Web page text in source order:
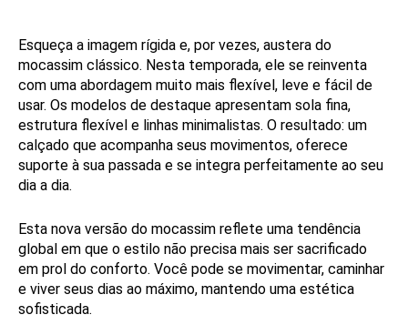
Esqueça a imagem rígida e, por vezes, austera do
mocassim clássico. Nesta temporada, ele se reinventa
com uma abordagem muito mais flexível, leve e fácil de
usar. Os modelos de destaque apresentam sola fina,
estrutura flexível e linhas minimalistas. O resultado: um
calçado que acompanha seus movimentos, oferece
suporte à sua passada e se integra perfeitamente ao seu
dia a dia.
Esta nova versão do mocassim reflete uma tendência
global em que o estilo não precisa mais ser sacrificado
em prol do conforto. Você pode se movimentar, caminhar
e viver seus dias ao máximo, mantendo uma estética
sofisticada.